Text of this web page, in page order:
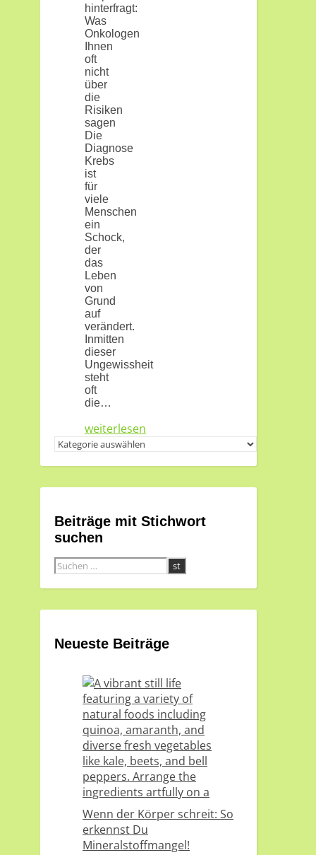
hinterfragt:
Was
Onkologen
Ihnen
oft
nicht
über
die
Risiken
sagen
Die
Diagnose
Krebs
ist
für
viele
Menschen
ein
Schock,
der
das
Leben
von
Grund
auf
verändert.
Inmitten
dieser
Ungewissheit
steht
oft
die…
weiterlesen
Themen
Kanäle
Beiträge mit Stichwort
suchen
Neueste Beiträge
Wenn der Körper schreit: So
erkennst Du
Mineralstoffmangel!